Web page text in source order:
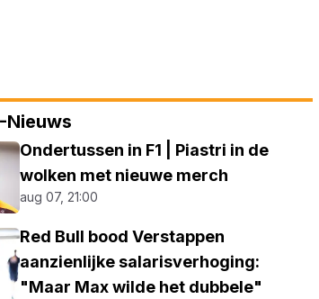
Nieuws
Ondertussen in F1 | Piastri in de
wolken met nieuwe merch
aug 07, 21:00
Red Bull bood Verstappen
aanzienlijke salarisverhoging:
"Maar Max wilde het dubbele"